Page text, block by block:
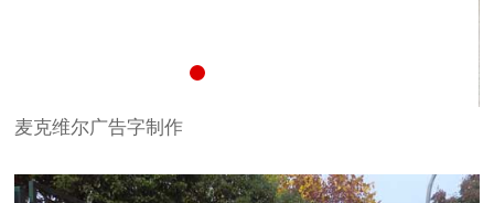
麦克维尔广告字制作